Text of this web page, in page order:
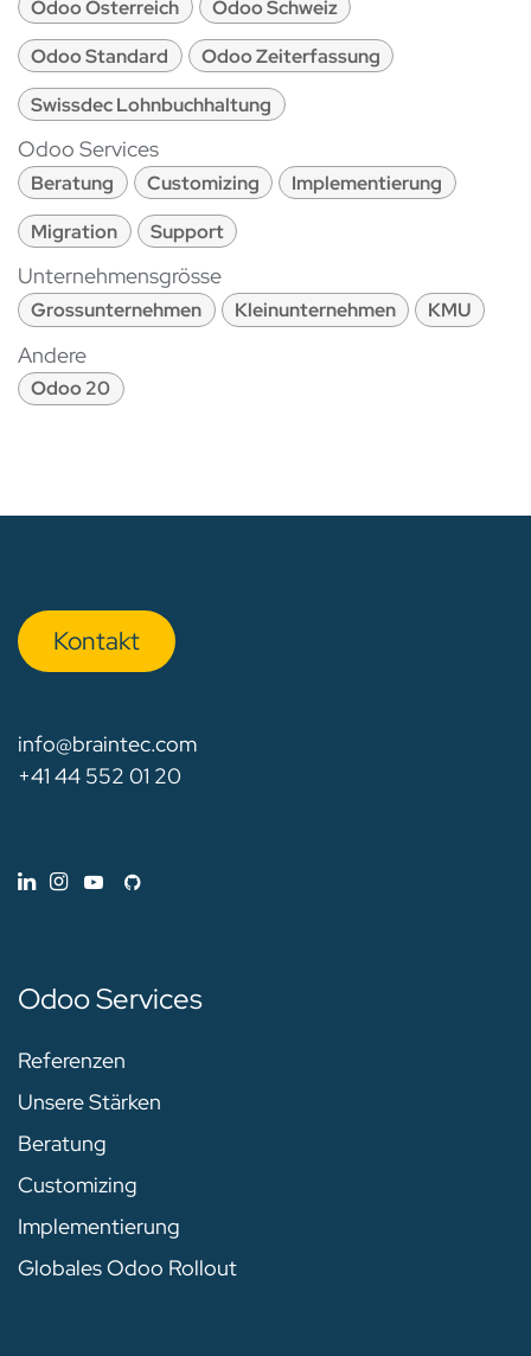
Odoo Österreich
Odoo Schweiz
Odoo Standard
Odoo Zeiterfassung
Swissdec Lohnbuchhaltung
Odoo Services
Beratung Customizing
Implementierung
Migration
Support
Unternehmensgrösse
Grossunternehmen Kleinunternehmen KMU
Andere
Odoo 20
Kon​​​​​​ta​​kt
info@braintec.com
+41 44 552 01 20
Odoo Services
Referenzen
Unsere Stärken
Beratung
Customizing
Implementierung
Globales Odoo Rollout